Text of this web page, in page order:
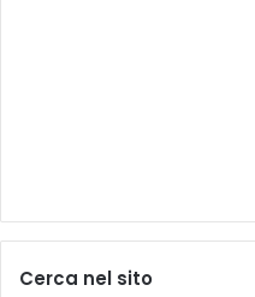
Cerca nel sito